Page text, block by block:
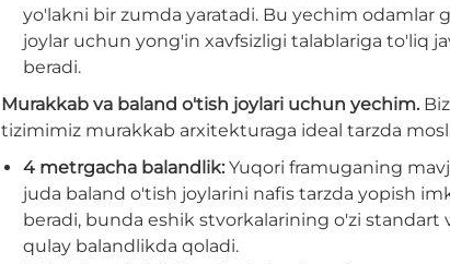
yo'lakni bir zumda yaratadi. Bu yechim odamlar
joylar uchun yong'in xavfsizligi talablariga to'liq
beradi.
Murakkab va baland o'tish joylari uchun yechim.
tizimimiz murakkab arxitekturaga ideal tarzda
4 metrgacha balandlik:Yuqori framuganing
juda baland o'tish joylarini nafis tarzda yopish
beradi, bunda eshik stvorkalarining o'zi standart
qulay balandlikda qoladi.